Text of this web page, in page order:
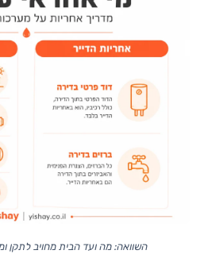
השוואה: מה ועד הבית מחויב לתקן